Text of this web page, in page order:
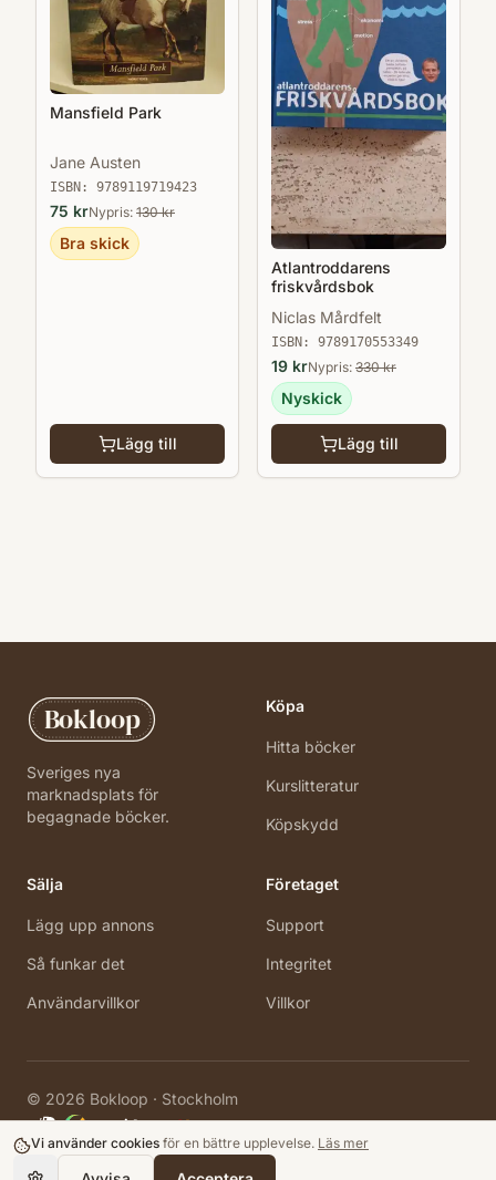
Mansfield Park
Jane Austen
ISBN: 9789119719423
75 krNypris: 130kr
Bra skick
Lägg till
Atlantroddarens
friskvårdsbok
Niclas Mårdfelt
ISBN: 9789170553349
19 krNypris: 330kr
Nyskick
Lägg till
Bokloop
Sveriges nya
marknadsplats för
begagnade böcker.
Köpa
Hitta böcker
Kurslitteratur
Köpskydd
Sälja
Lägg upp annons
Så funkar det
Användarvillkor
Företaget
Support
Integritet
Villkor
© 2026 Bokloop · Stockholm
Vi använder cookies för en bättre upplevelse. Läs mer